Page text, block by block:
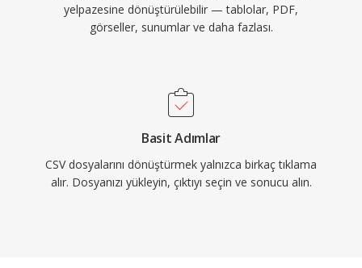
yelpazesine dönüştürülebilir — tablolar, PDF,
görseller, sunumlar ve daha fazlası.
Basit Adımlar
CSV dosyalarını dönüştürmek yalnızca birkaç tıklama
alır. Dosyanızı yükleyin, çıktıyı seçin ve sonucu alın.